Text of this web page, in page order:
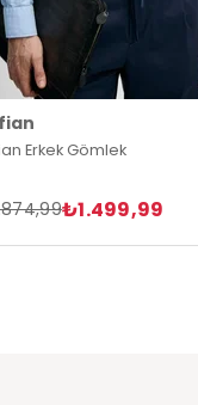
Erkek Gömlek
₺1.499,99